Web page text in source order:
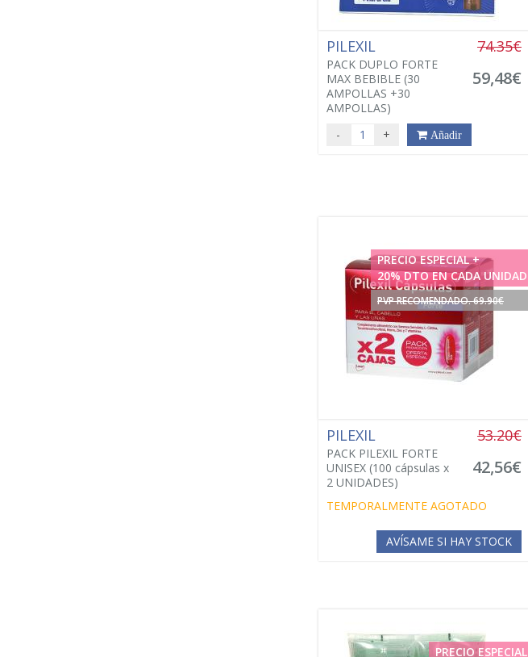
PILEXIL
PACK DUPLO FORTE
MAX BEBIBLE (30
AMPOLLAS +30
AMPOLLAS)
74.35€
59,48€
- + Añadir
PRECIO ESPECIAL +
20% DTO EN CADA UNIDAD
PVP RECOMENDADO. 69.90€
PILEXIL
PACK PILEXIL FORTE
UNISEX (100 cápsulas x
2 UNIDADES)
53.20€
42,56€
TEMPORALMENTE AGOTADO
AVÍSAME SI HAY STOCK
PRECIO ESPECIAL